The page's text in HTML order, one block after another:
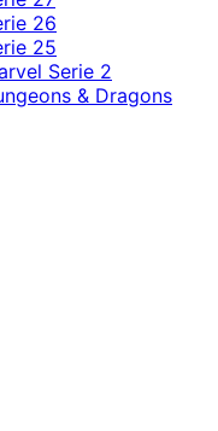
26
25
Serie 2
& Dragons